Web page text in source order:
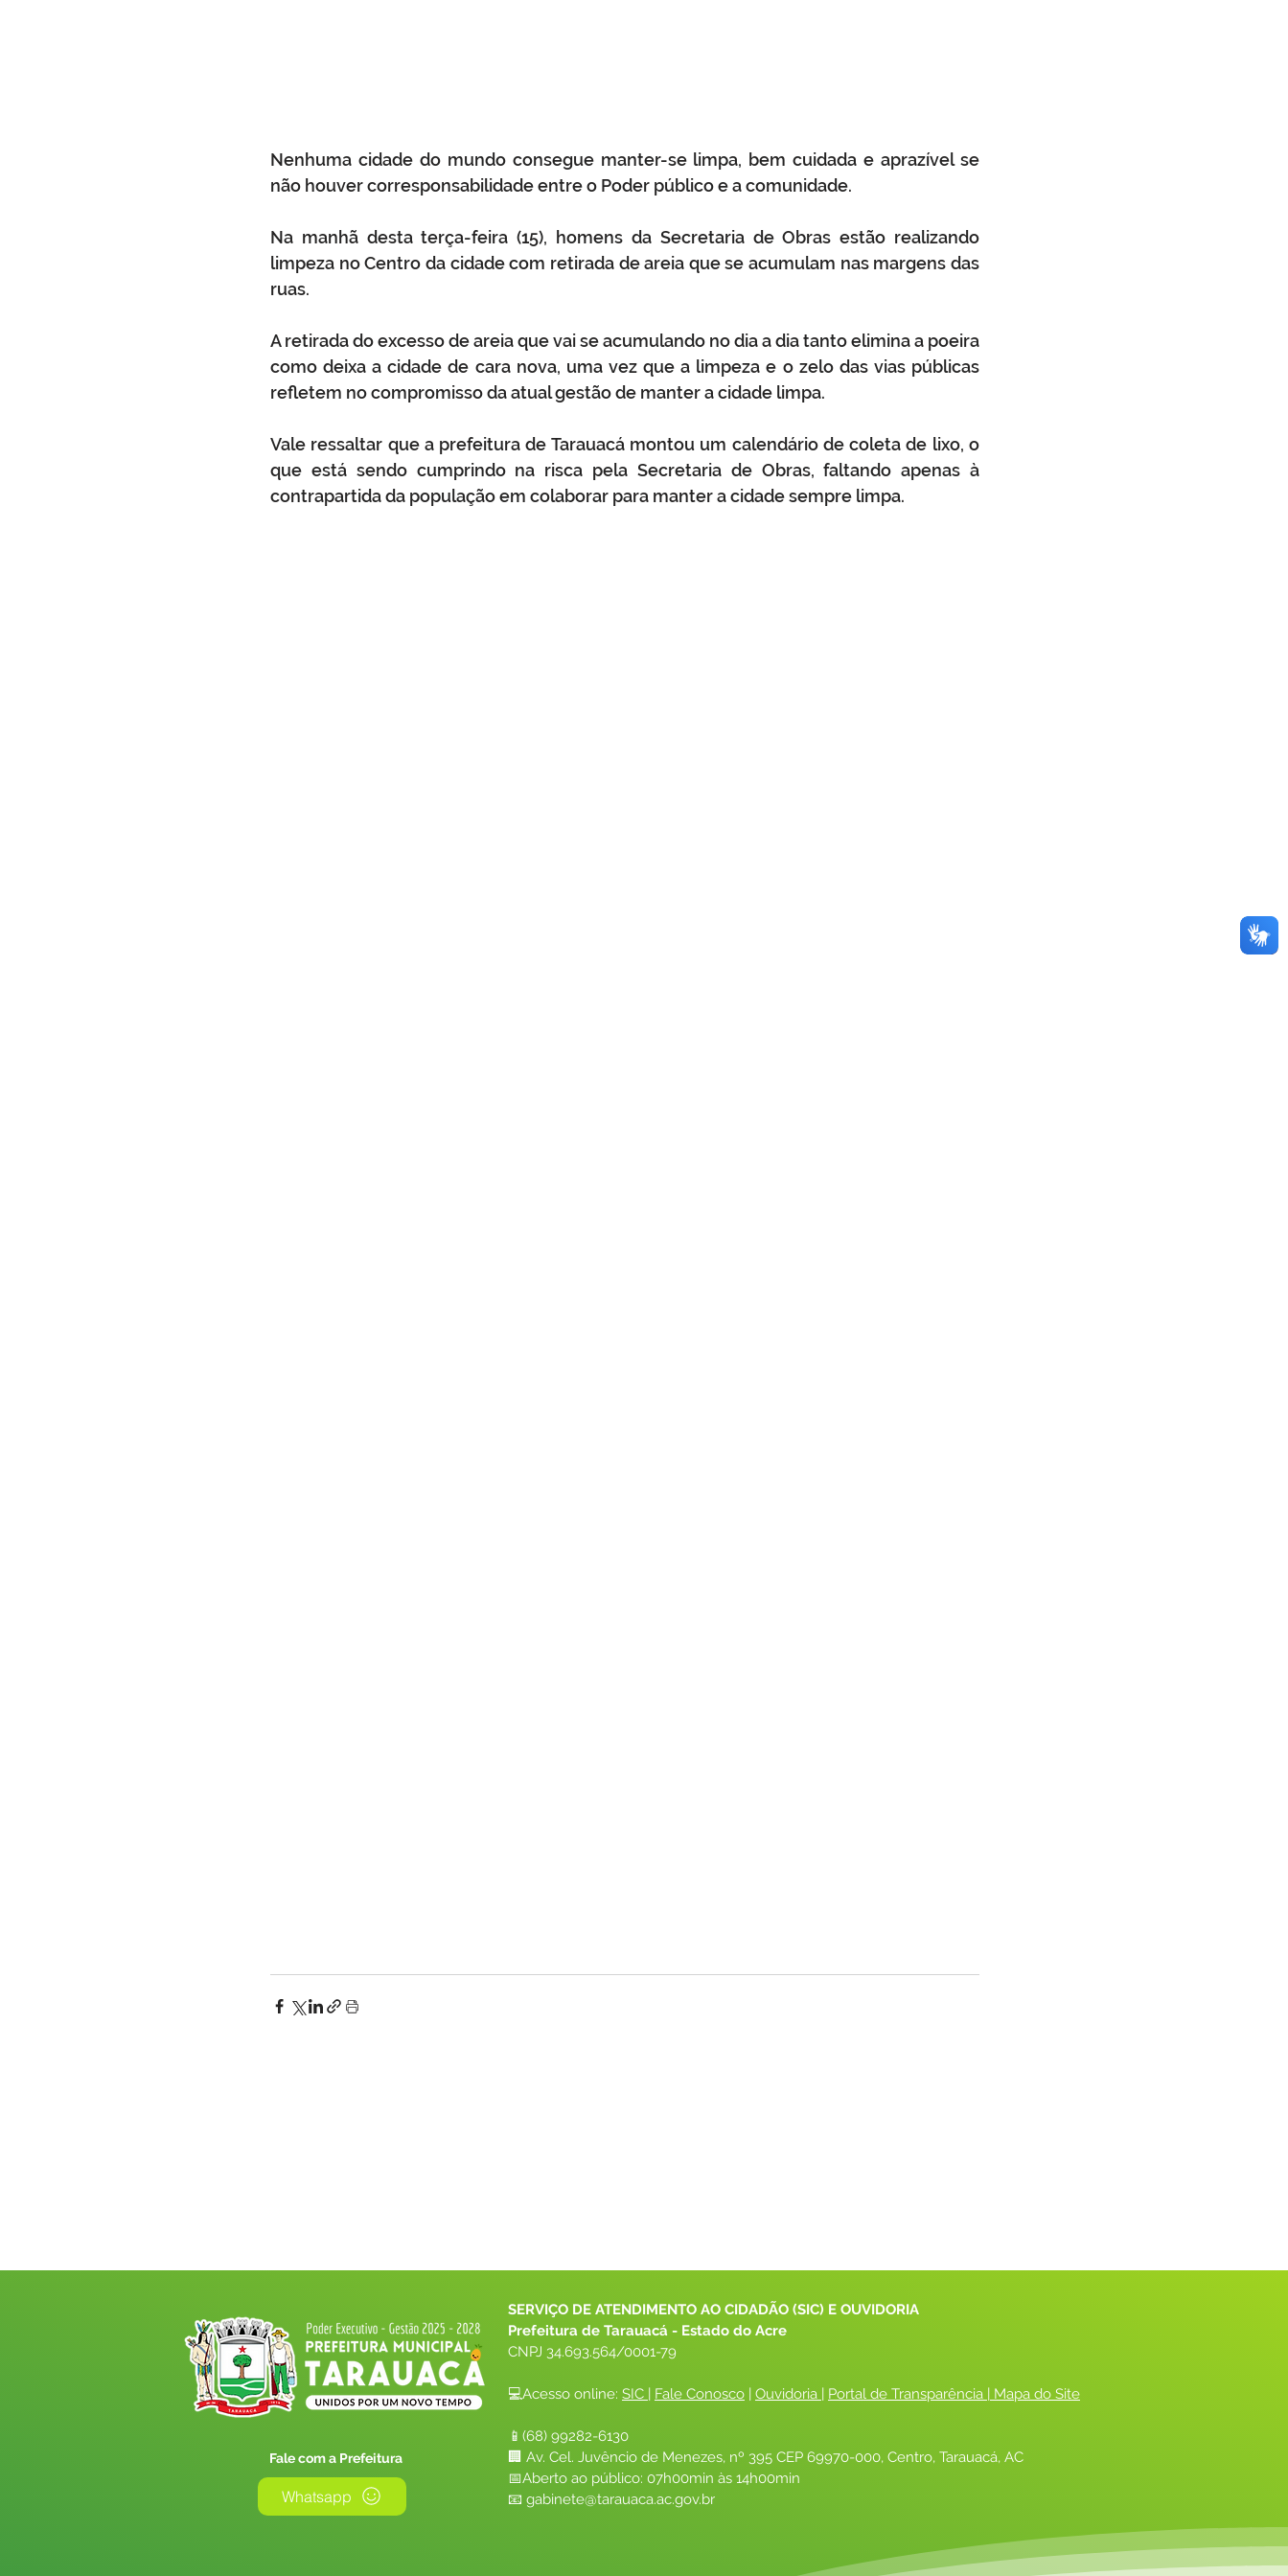
Nenhuma cidade do mundo consegue manter-se limpa, bem cuidada e aprazível se
não houver corresponsabilidade entre o Poder público e a comunidade.
Na manhã desta terça-feira (15), homens da Secretaria de Obras estão realizando
limpeza no Centro da cidade com retirada de areia que se acumulam nas margens das
ruas.
A retirada do excesso de areia que vai se acumulando no dia a dia tanto elimina a poeira
como deixa a cidade de cara nova, uma vez que a limpeza e o zelo das vias públicas
refletem no compromisso da atual gestão de manter a cidade limpa.
Vale ressaltar que a prefeitura de Tarauacá montou um calendário de coleta de lixo, o
que está sendo cumprindo na risca pela Secretaria de Obras, faltando apenas à
contrapartida da população em colaborar para manter a cidade sempre limpa.
Fale com a Prefeitura
Whatsapp
SERVIÇO DE ATENDIMENTO AO CIDADÃO (SIC) E OUVIDORIA
Prefeitura de Tarauacá - Estado do Acre
CNPJ 34.693.564/0001-79
💻Acesso online: SIC | Fale Conosco | Ouvidoria | Portal de Transparência | Mapa do Site
📱(68) 99282-6130
🏢 Av. Cel. Juvêncio de Menezes, nº 395 CEP 69970-000, Centro, Tarauacá, AC
📅Aberto ao público: 07h00min às 14h00min
📧 gabinete@tarauaca.ac.gov.br